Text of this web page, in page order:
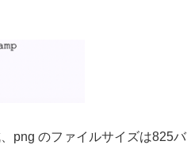
png のファイルサイズは825バ